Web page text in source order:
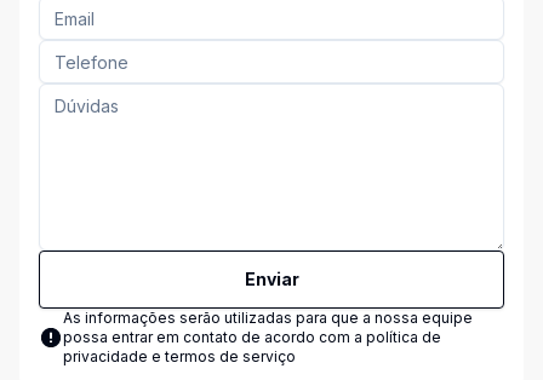
Enviar
As informações serão utilizadas para que a nossa equipe
possa entrar em contato de acordo com a política de
privacidade e termos de serviço